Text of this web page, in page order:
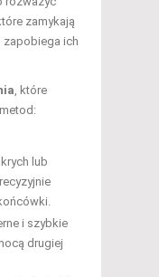
zamykają
zapobiega ich
, które
lub
i szybkie
drugiej